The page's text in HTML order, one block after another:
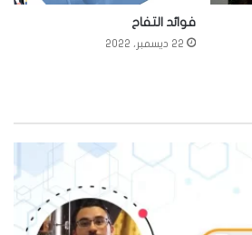
فوائد التفاح
22 ديسمبر، 2022